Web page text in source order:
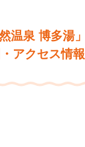
温泉 博多湯」
アクセス情報